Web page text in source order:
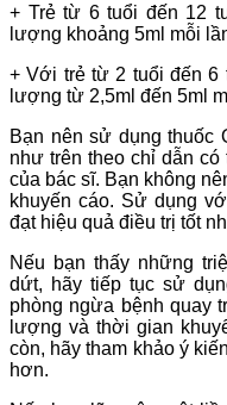
+ Trẻ từ 6 tuổi đến 12
lượng khoảng 5ml mỗi
+ Với trẻ từ 2 tuổi đến 6
lượng từ 2,5ml đến 5ml
Bạn nên sử dụng thuốc
như trên theo chỉ dẫn có
của bác sĩ. Bạn không
khuyến cáo. Sử dụng
đạt hiệu quả điều trị tốt
Nếu bạn thấy những
dứt, hãy tiếp tục sử
phòng ngừa bệnh quay
lượng và thời gian
còn, hãy tham khảo ý
hơn.